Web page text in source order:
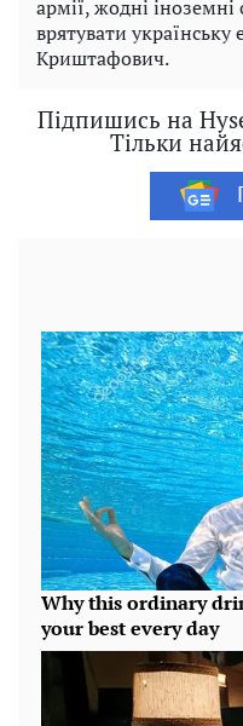
армії, жодні
врятувати
Криштафович.
Підпишись на
Тільки